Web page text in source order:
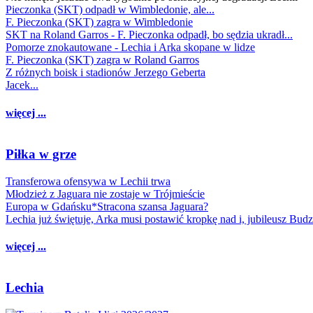
Pieczonka (SKT) odpadł w Wimbledonie, ale...
F. Pieczonka (SKT) zagra w Wimbledonie
SKT na Roland Garros - F. Pieczonka odpadł, bo sędzia ukradł...
Pomorze znokautowane - Lechia i Arka skopane w lidze
F. Pieczonka (SKT) zagra w Roland Garros
Z różnych boisk i stadionów Jerzego Geberta
Jacek...
więcej ...
Piłka w grze
Transferowa ofensywa w Lechii trwa
Młodzież z Jaguara nie zostaje w Trójmieście
Europa w Gdańsku*Stracona szansa Jaguara?
Lechia już świętuje, Arka musi postawić kropkę nad i, jubileusz
więcej ...
Lechia